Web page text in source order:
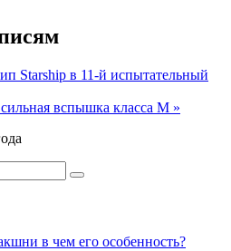
Starship в 11-й испытательный
вспышка класса M »
в чем его особенность?